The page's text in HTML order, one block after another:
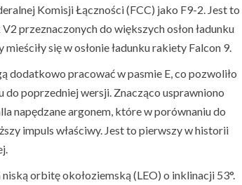
Komisji Łączności (FCC) jako F9-2. Jest to
przeznaczonych do większych osłon ładunku
się w osłonie ładunku rakiety Falcon 9.
dodatkowo pracować w pasmie E, co pozwoliło
poprzedniej wersji. Znacząco usprawniono
napędzane argonem, które w porównaniu do
impuls właściwy. Jest to pierwszy w historii
orbitę okołoziemską (LEO) o inklinacji 53°.